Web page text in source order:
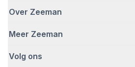
Veelgestelde vragen
Bezorgen
Retourneren
Over Zeeman
Wie wij zijn
Hoe wij verantwoord ondernemen
Meer Zeeman
Veiligheidswaarschuwing
Volg ons